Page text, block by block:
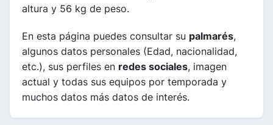
altura y 56 kg de peso.
En esta página puedes consultar su palmarés,
algunos datos personales (Edad, nacionalidad,
etc.), sus perfiles en redes sociales, imagen
actual y todas sus equipos por temporada y
muchos datos más datos de interés.